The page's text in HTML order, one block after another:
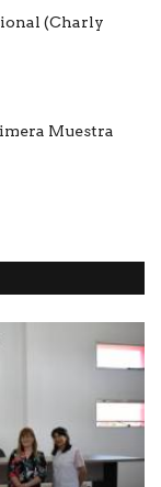
(Charly
Muestra